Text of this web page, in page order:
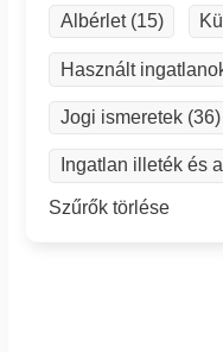
Albérlet (15)
Használt
Jogi ismeretek (36)
Ingatlan illeték és
Szűrők törlése